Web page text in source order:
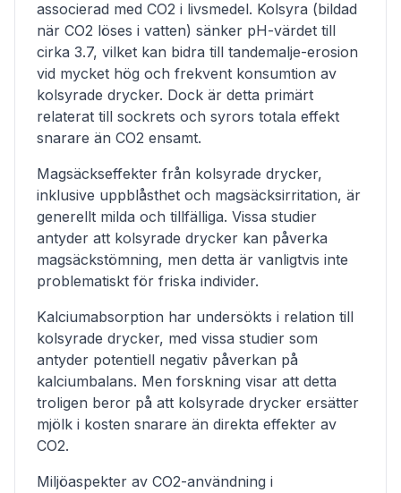
associerad med CO2 i livsmedel. Kolsyra (bildad
när CO2 löses i vatten) sänker pH-värdet till
cirka 3.7, vilket kan bidra till tandemalje-erosion
vid mycket hög och frekvent konsumtion av
kolsyrade drycker. Dock är detta primärt
relaterat till sockrets och syrors totala effekt
snarare än CO2 ensamt.
Magsäckseffekter från kolsyrade drycker,
inklusive uppblåsthet och magsäcksirritation, är
generellt milda och tillfälliga. Vissa studier
antyder att kolsyrade drycker kan påverka
magsäckstömning, men detta är vanligtvis inte
problematiskt för friska individer.
Kalciumabsorption har undersökts i relation till
kolsyrade drycker, med vissa studier som
antyder potentiell negativ påverkan på
kalciumbalans. Men forskning visar att detta
troligen beror på att kolsyrade drycker ersätter
mjölk i kosten snarare än direkta effekter av
CO2.
Miljöaspekter av CO2-användning i